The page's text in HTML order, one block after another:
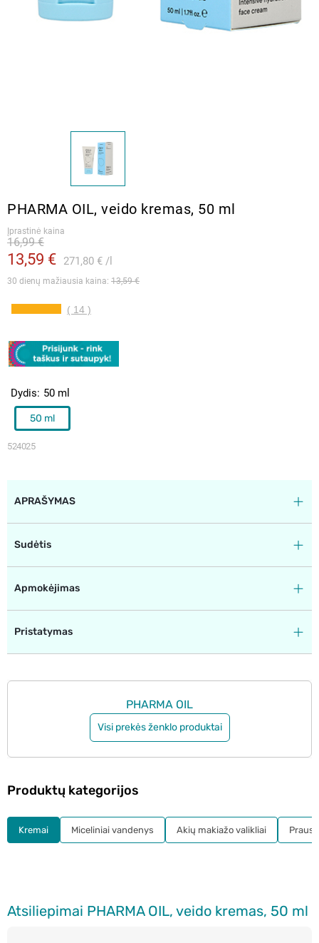
PHARMA OIL, veido kremas, 50 ml
Įprastinė kaina
13,59 € 271,80 €
16,99 €
30 dienų mažiausia kaina: 13,59 €
( 14 )
524025
Dydis 50 ml
50 ml
APRAŠYMAS
Sudėtis
Apmokėjimas
Pristatymas
PHARMA OIL
Visi prekės ženklo produktai
Atsiliepimai PHARMA OIL, veido kremas, 50 ml
Produktų kategorijos
Kremai Miceliniai vandenys Akių makiažo valikliai